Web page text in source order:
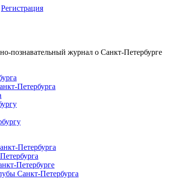
Регистрация
познавательный журнал о Санкт-Петербурге
Петербурга
Петербурга
Петербурге
Санкт-Петербурга